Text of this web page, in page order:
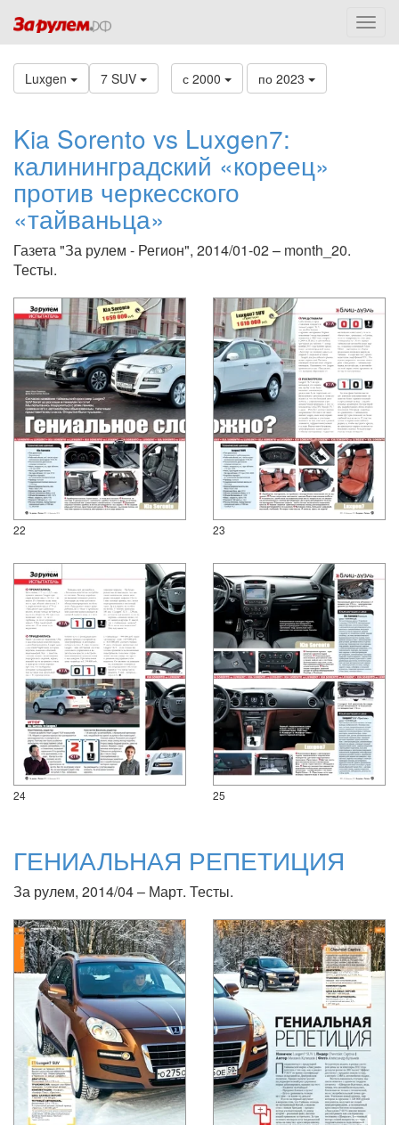
Luxgen 7 SUV с 2000 по 2023
Kia Sorento vs Luxgen7:
калининградский «кореец»
против черкесского
«тайваньца»
Газета "За рулем - Регион", 2014/01-02 – month_20.
Тесты.
22 23
24 25
ГЕНИАЛЬНАЯ РЕПЕТИЦИЯ
За рулем, 2014/04 – Март. Тесты.